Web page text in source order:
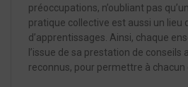
préoccupations, n’oubliant pas
pratique collective est aussi un lieu
d’apprentissages. Ainsi, chaque
l’issue de sa prestation de conseils
reconnus, pour permettre à chacun